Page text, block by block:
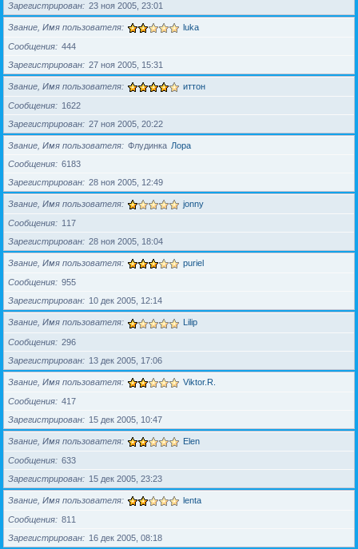
Зарегистрирован
23 ноя 2005, 23:01
Звание, Имя пользователя luka
Сообщения
444
Зарегистрирован
27 ноя 2005, 15:31
Звание, Имя пользователя иттон
Сообщения
1622
Зарегистрирован
27 ноя 2005, 20:22
Звание, Имя пользователя Флудинка Лора
Сообщения
6183
Зарегистрирован
28 ноя 2005, 12:49
Звание, Имя пользователя jonny
Сообщения
117
Зарегистрирован
28 ноя 2005, 18:04
Звание, Имя пользователя puriel
Сообщения
955
Зарегистрирован
10 дек 2005, 12:14
Звание, Имя пользователя Lilip
Сообщения
296
Зарегистрирован
13 дек 2005, 17:06
Звание, Имя пользователя Viktor.R.
Сообщения
417
Зарегистрирован
15 дек 2005, 10:47
Звание, Имя пользователя Elen
Сообщения
633
Зарегистрирован
15 дек 2005, 23:23
Звание, Имя пользователя lenta
Сообщения
811
Зарегистрирован
16 дек 2005, 08:18